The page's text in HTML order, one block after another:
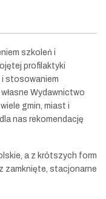
szkoleń i
profilaktyki
i stosowaniem
Wydawnictwo
gmin, miast i
nas rekomendację
a z krótszych form
zamknięte, stacjonarne